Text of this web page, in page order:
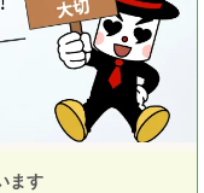
ます